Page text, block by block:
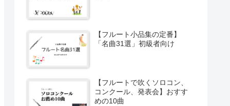
【フルート小品集の定番】
「名曲31選」初級者向け
【フルートで吹くソロコン、
コンクール、発表会】おすす
めの10曲